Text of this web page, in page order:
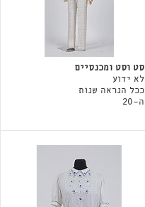
סט וסט ומכנסיים
לא ידוע
ככל הנראה שנות
ה-20